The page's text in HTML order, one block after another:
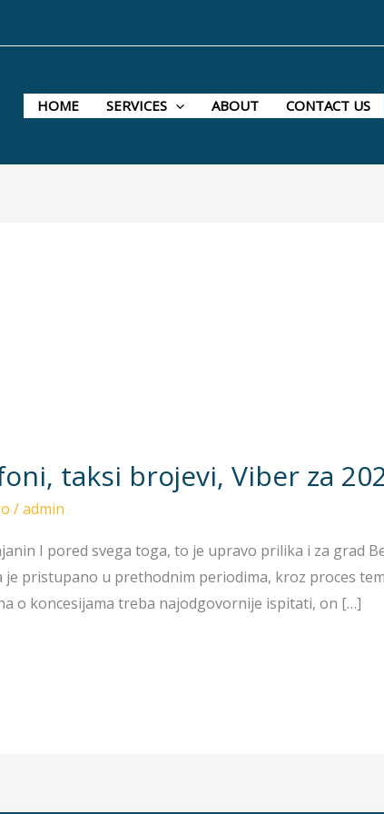
HOME SERVICES ABOUT CONTACT US
taksi brojevi, Viber za
/admin
I pored svega toga, to je upravo prilika i za grad
je pristupano u prethodnim periodima, kroz proces
o koncesijama treba najodgovornije ispitati, on […]